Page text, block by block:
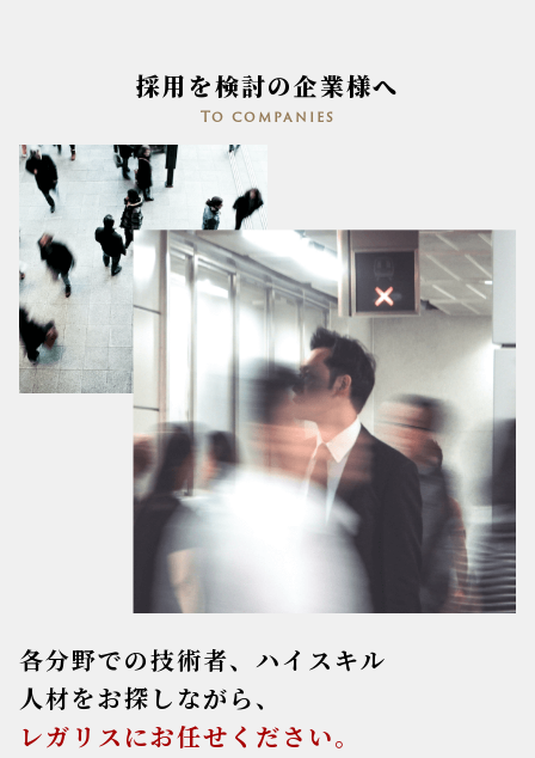
採用を検討の企業様へ
To companies
各分野での技術者、ハイスキル
人材をお探しながら、
レガリスにお任せください。